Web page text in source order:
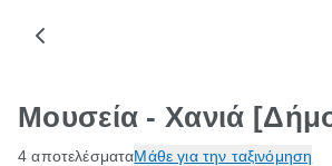
Μουσεία - Χανιά
4 αποτελέσματαΜάθε για την ταξινόμηση